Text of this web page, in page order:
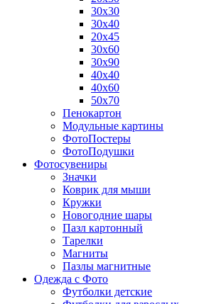
30х30
30х40
20х45
30х60
30х90
40х40
40х60
50х70
Пенокартон
Модульные картины
ФотоПостеры
ФотоПодушки
Фотоcувениры
Значки
Коврик для мыши
Кружки
Новогодние шары
Пазл картонный
Тарелки
Магниты
Пазлы магнитные
Одежда с Фото
Футболки детские